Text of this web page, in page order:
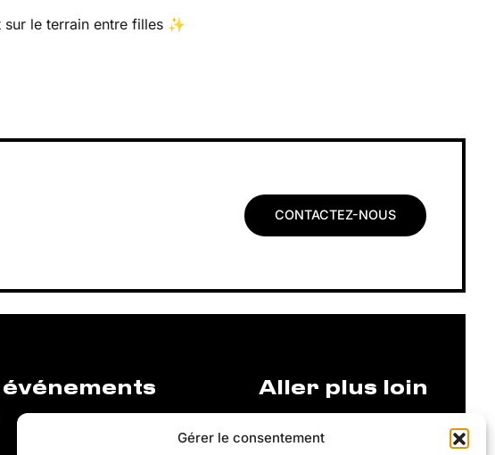
Gérer le consentement
sur le terrain entre filles ✨
CONTACTEZ-NOUS
Aller plus loin
Justine Henin